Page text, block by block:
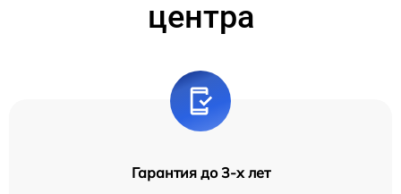
центра
Гарантия до 3-х лет